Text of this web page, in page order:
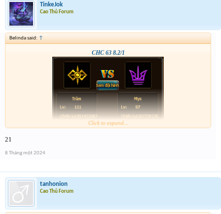
TinkeJok
Cao Thủ Forum
Belinda said: ↑
CHC 63 8.2/1
Click to expand...
21
8 Tháng một 2024
tanhonion
Cao Thủ Forum